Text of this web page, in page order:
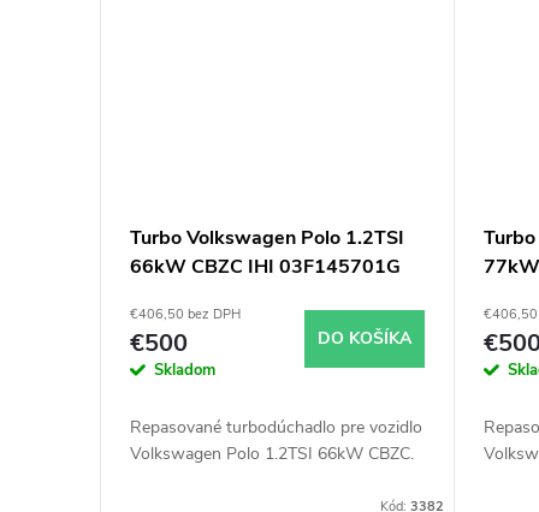
Turbo Volkswagen Polo 1.2TSI
66kW CBZC IHI 03F145701G
€406,50 bez DPH
€500
Skladom
DO KOŠÍKA
Repasované turbodúchadlo pre vozidlo
Volkswagen Polo 1.2TSI 66kW CBZC.
Kód:3382
€406,50